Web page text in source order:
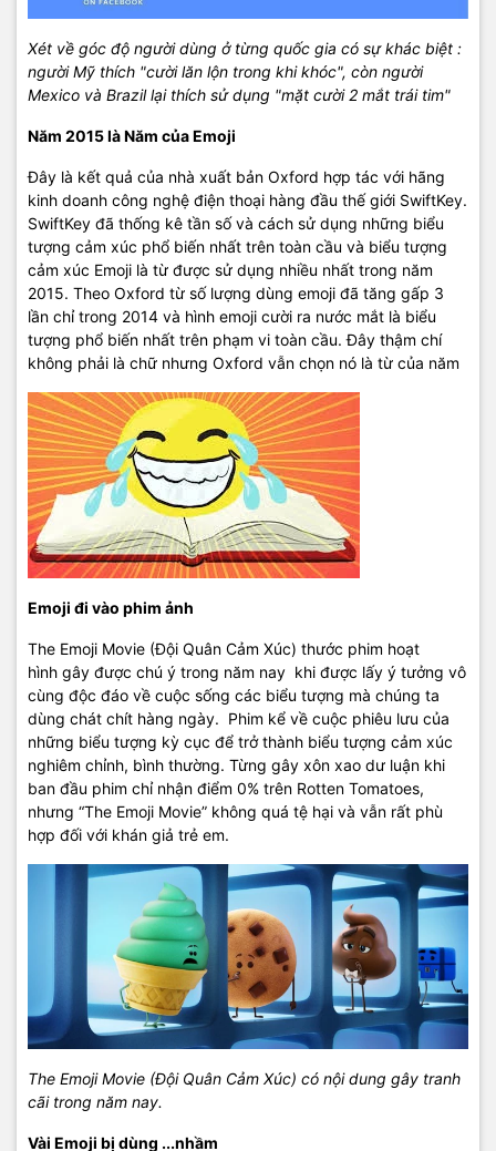
Xét về góc độ người dùng ở từng quốc gia có sự khác biệt :
người Mỹ thích "cười lăn lộn trong khi khóc", còn người
Mexico và Brazil lại thích sử dụng "mặt cười 2 mắt trái tim"
Năm 2015 là Năm của Emoji
Đây là kết quả của nhà xuất bản Oxford hợp tác với hãng
kinh doanh công nghệ điện thoại hàng đầu thế giới SwiftKey.
SwiftKey đã thống kê tần số và cách sử dụng những biểu
tượng cảm xúc phổ biến nhất trên toàn cầu và biểu tượng
cảm xúc Emoji là từ được sử dụng nhiều nhất trong năm
2015. Theo Oxford từ số lượng dùng emoji đã tăng gấp 3
lần chỉ trong 2014 và hình emoji cười ra nước mắt là biểu
tượng phổ biến nhất trên phạm vi toàn cầu. Đây thậm chí
không phải là chữ nhưng Oxford vẫn chọn nó là từ của năm
Emoji đi vào phim ảnh
The Emoji Movie (Đội Quân Cảm Xúc) thước phim hoạt
hình gây được chú ý trong năm nay khi được lấy ý tưởng vô
cùng độc đáo về cuộc sống các biểu tượng mà chúng ta
dùng chát chít hàng ngày. Phim kể về cuộc phiêu lưu của
những biểu tượng kỳ cục để trở thành biểu tượng cảm xúc
nghiêm chỉnh, bình thường. Từng gây xôn xao dư luận khi
ban đầu phim chỉ nhận điểm 0% trên Rotten Tomatoes,
nhưng “The Emoji Movie” không quá tệ hại và vẫn rất phù
hợp đối với khán giả trẻ em.
The Emoji Movie (Đội Quân Cảm Xúc) có nội dung gây tranh
cãi trong năm nay.
Vài Emoji bị dùng ...nhầm